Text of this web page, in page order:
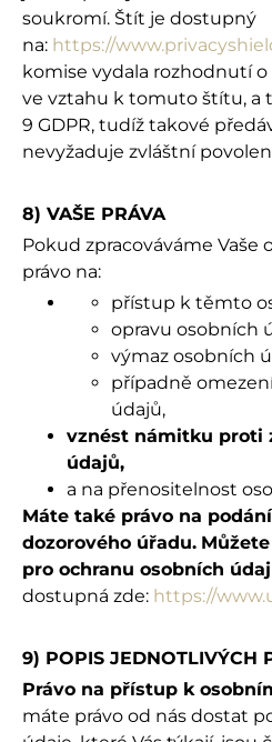
soukromí. Štít je dostupný
na: https://
komise vydala rozhodnutí
ve vztahu k tomuto štítu, a
9 GDPR, tudíž takové
nevyžaduje zvláštní
8) VAŠE PRÁVA
Pokud zpracováváme Vaše
právo na:
přístup k těmto
opravu osobních
výmaz osobních
případně
údajů,
vznést námitku proti
údajů,
a na přenositelnost
Máte také právo na
dozorového úřadu.
pro ochranu osobních
dostupná zde: https://
9) POPIS JEDNOTLIVÝCH
Právo na přístup k
máte právo od nás dostat